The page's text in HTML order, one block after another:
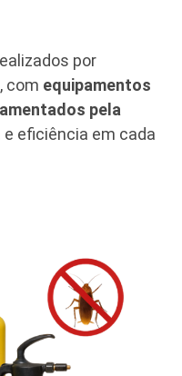
por
, com equipamentos
pela
eficiência em cada